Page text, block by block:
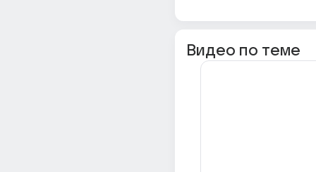
Видео по теме